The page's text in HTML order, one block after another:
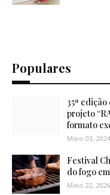
Populares
35ª
projeto
formato
Maio 03, 2024
Festival
do fogo
Maio 22, 2026